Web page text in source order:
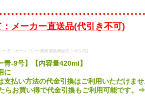
メーカー直送品(代引き不可)
ラッカースプレー 農機 農業機械用 クボタ用】
青-9号】【内容量420ml】
に
払い方法の代金引換はご利用いただけませ
らお買い得で代金引換もご利用可能です。⇒